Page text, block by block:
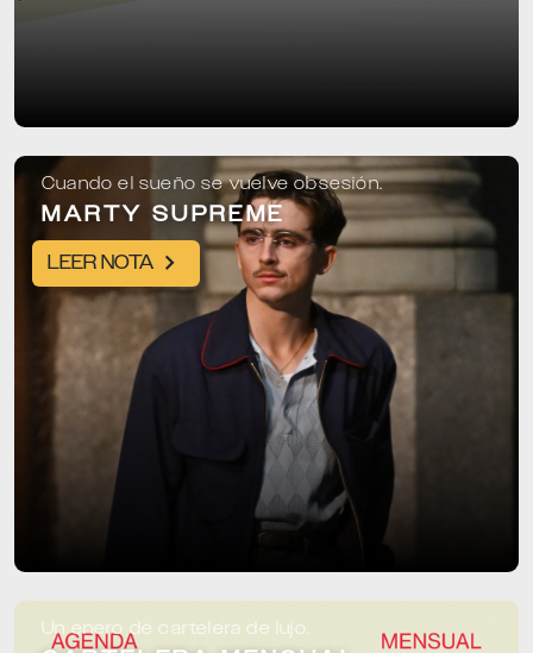
Cuando el sueño se vuelve obsesión.
MARTY SUPREME
LEER NOTA
Un enero de cartelera de lujo.